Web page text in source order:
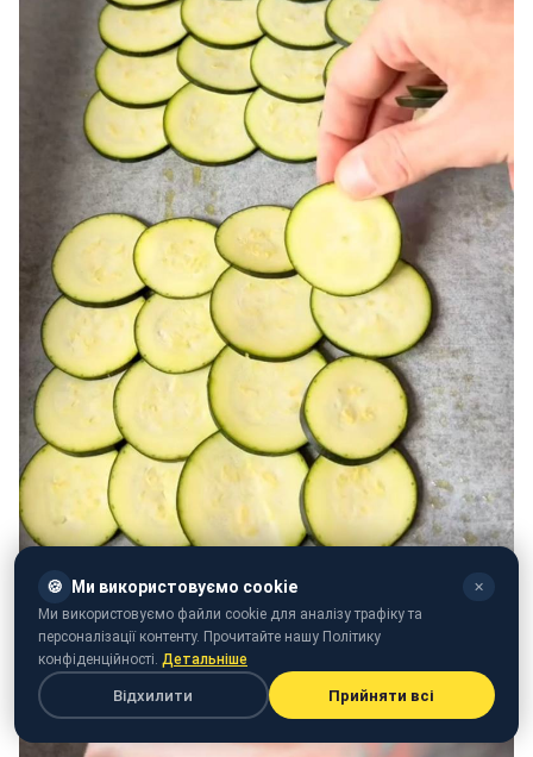
🍪 Ми використовуємо cookie ✕
Ми використовуємо файли cookie для аналізу трафіку та
персоналізації контенту. Прочитайте нашу Політику
конфіденційності. Детальніше
Відхилити Прийняти всі